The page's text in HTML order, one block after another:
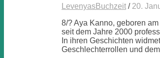
LevenyasBuchzeit / 20.
8/? Aya Kanno, geboren
seit dem Jahre 2000
In ihren Geschichten
Geschlechterrollen und